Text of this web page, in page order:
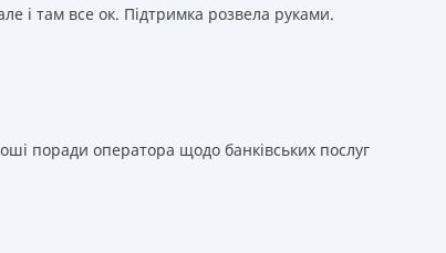
і там все ок. Підтримка розвела руками.
поради оператора щодо банківських послуг